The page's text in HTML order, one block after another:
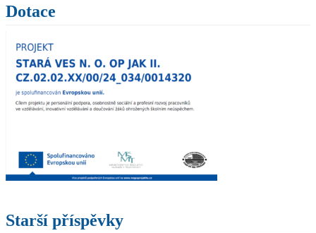
Dotace
Starší příspěvky